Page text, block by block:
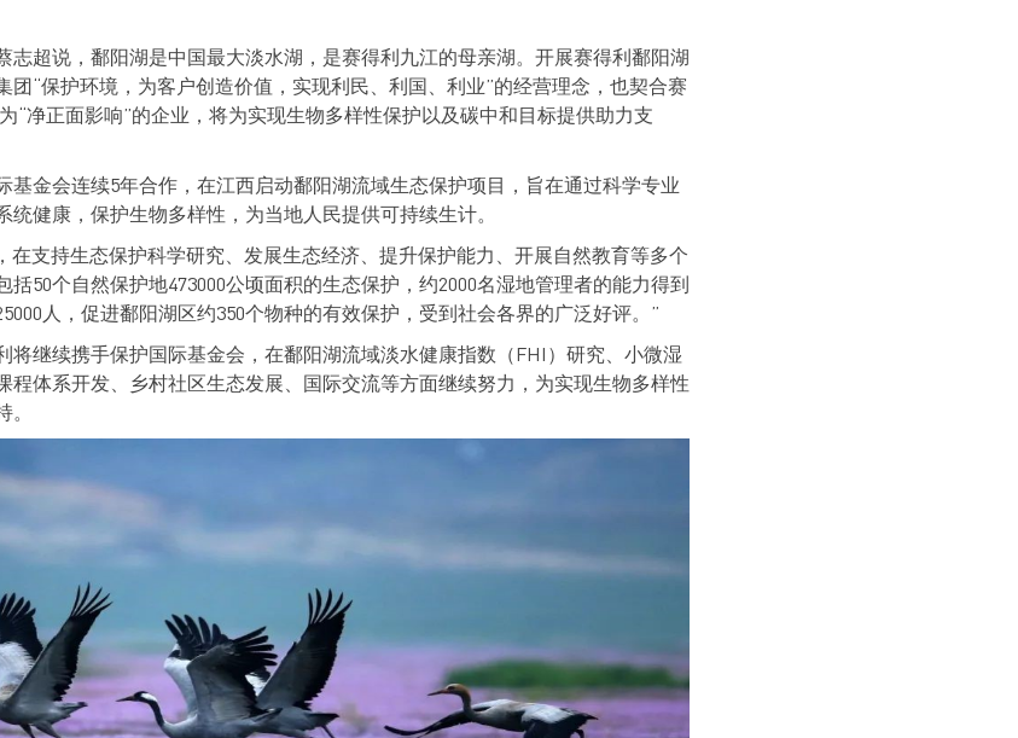
志超说，鄱阳湖是中国最大淡水湖，是赛得利九江的母亲湖。开展赛得利鄱阳湖
团“保护环境，为客户创造价值，实现利民、利国、利业”的经营理念，也契合赛
“净正面影响”的企业，将为实现生物多样性保护以及碳中和目标提供助力支
基金会连续5年合作，在江西启动鄱阳湖流域生态保护项目，旨在通过科学专业
健康，保护生物多样性，为当地人民提供可持续生计。
在支持生态保护科学研究、发展生态经济、提升保护能力、开展自然教育等多个
50个自然保护地473000公顷面积的生态保护，约2000名湿地管理者的能力得到
人，促进鄱阳湖区约350个物种的有效保护，受到社会各界的广泛好评。”
将继续携手保护国际基金会，在鄱阳湖流域淡水健康指数（FHI）研究、小微湿
程体系开发、乡村社区生态发展、国际交流等方面继续努力，为实现生物多样性